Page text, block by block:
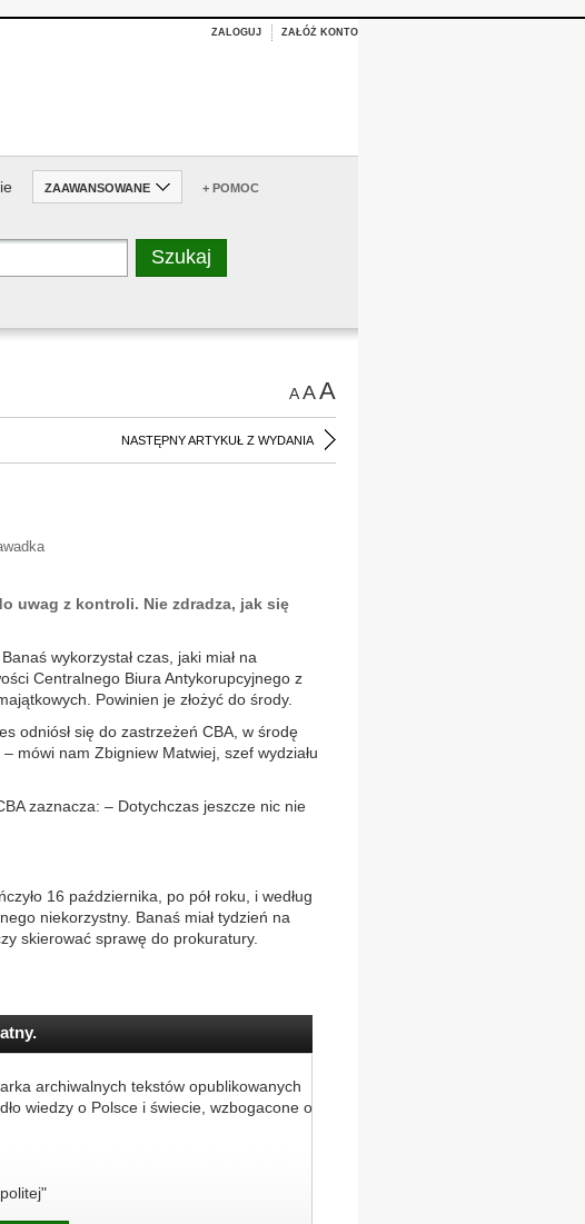
ZALOGUJ ZAŁÓŻ KONTO
ZAAWANSOWANE + POMOC
AAA
NASTĘPNY ARTYKUŁ Z WYDANIA
uwag z kontroli. Nie zdradza, jak się
wykorzystał czas, jaki miał na
Centralnego Biura Antykorupcyjnego z
Powinien je złożyć do środy.
odniósł się do zastrzeżeń CBA, w środę
mówi nam Zbigniew Matwiej, szef wydziału
zaznacza: – Dotychczas jeszcze nic nie
16 października, po pół roku, i według
niekorzystny. Banaś miał tydzień na
skierować sprawę do prokuratury.
archiwalnych tekstów opublikowanych
wiedzy o Polsce i świecie, wzbogacone o